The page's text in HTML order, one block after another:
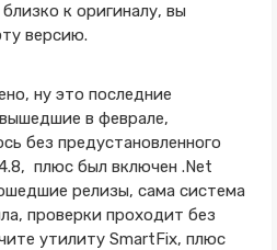
к оригиналу, вы
версию.
ну это последние
в феврале,
без предустановленного
плюс был включен .Net
релизы, сама система
проверки проходит без
утилиту SmartFix, плюс